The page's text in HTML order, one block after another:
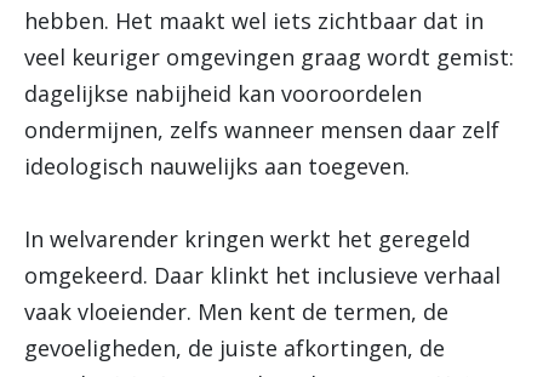
hebben. Het maakt wel iets zichtbaar dat in
veel keuriger omgevingen graag wordt gemist:
dagelijkse nabijheid kan vooroordelen
ondermijnen, zelfs wanneer mensen daar zelf
ideologisch nauwelijks aan toegeven.
In welvarender kringen werkt het geregeld
omgekeerd. Daar klinkt het inclusieve verhaal
vaak vloeiender. Men kent de termen, de
gevoeligheden, de juiste afkortingen, de